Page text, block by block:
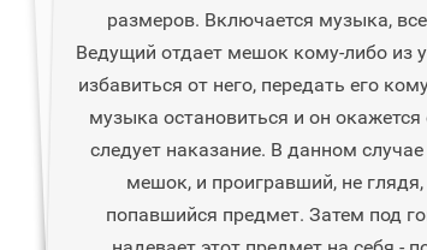
размеров. Включается музыка,
Ведущий отдает мешок кому-либо из
избавиться от него, передать его
музыка остановиться и он
следует наказание. В данном
мешок, и проигравший, не
попавшийся предмет. Затем под